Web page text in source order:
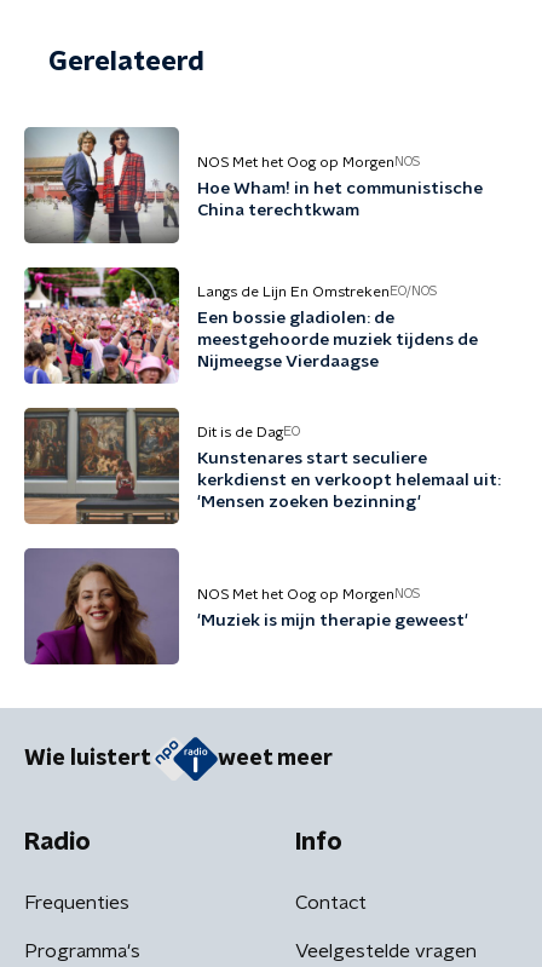
Gerelateerd
NOS Met het Oog op Morgen NOS
Hoe Wham! in het communistische
China terechtkwam
Langs de Lijn En Omstreken EO/NOS
Een bossie gladiolen: de
meestgehoorde muziek tijdens de
Nijmeegse Vierdaagse
Dit is de DagEO
Kunstenares start seculiere
kerkdienst en verkoopt helemaal uit:
'Mensen zoeken bezinning'
NOS Met het Oog op Morgen NOS
'Muziek is mijn therapie geweest'
Wie luistert weet meer
Radio
Frequenties
Programma's
Info
Contact
Veelgestelde vragen